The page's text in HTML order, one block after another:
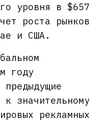
уровня в $657
роста рынков
и США.
году
значительному
рекламных